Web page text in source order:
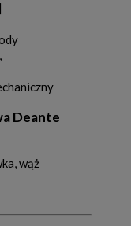
Deante
wąż